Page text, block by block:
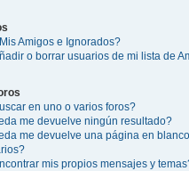
Amigos e Ignorados?
o borrar usuarios de mi lista de
en uno o varios foros?
me devuelve ningún resultado?
me devuelve una página en
mis propios mensajes y